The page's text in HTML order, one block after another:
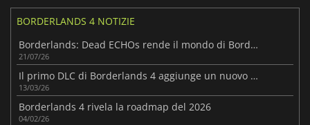
BORDERLANDS 4 NOTIZIE
Borderlands: Dead ECHOs rende il mondo di Borderlands 4 ancora più vivo
21/07/26
Il primo DLC di Borderlands 4 aggiunge un nuovo personaggio e altro ancora
13/03/26
Borderlands 4 rivela la roadmap del 2026
04/02/26